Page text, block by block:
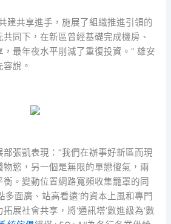
共享進手，施展了組織推進引領的
同下，在新區曾經基礎完成機房、
最年夜水平削減了重復投資。” 雄安
說。
張凱表現：“我們在辦事好新區而現
慾，另一個是無限的單戀傻氣，兩
。變動位置網路寬頻收集籠罩的同
多面廣、站高看遠’的資本上風和專門
展社會共享，將‘通訊塔’數進級為‘數